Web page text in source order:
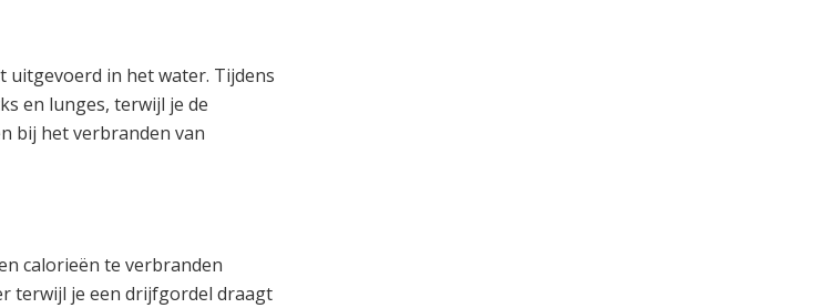
uitgevoerd in het water. Tijdens
en lunges, terwijl je de
bij het verbranden van
calorieën te verbranden
terwijl je een drijfgordel draagt